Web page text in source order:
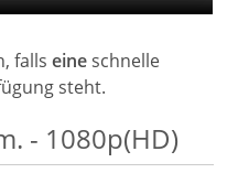
fallseineschnelle
steht.
- 1080p(HD)